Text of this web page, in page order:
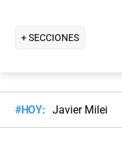
+ SECCIONES
#HOY: Javier Milei